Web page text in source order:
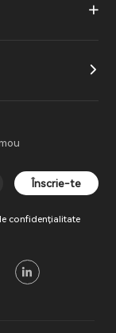
Înscrie-te
confidențialitate